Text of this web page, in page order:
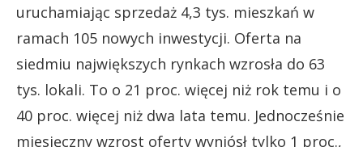
uruchamiając sprzedaż 4,3 tys. mieszkań w
ramach 105 nowych inwestycji. Oferta na
siedmiu największych rynkach wzrosła do 63
tys. lokali. To o 21 proc. więcej niż rok temu i o
40 proc. więcej niż dwa lata temu. Jednocześnie
miesięczny wzrost oferty wyniósł tylko 1 proc.,